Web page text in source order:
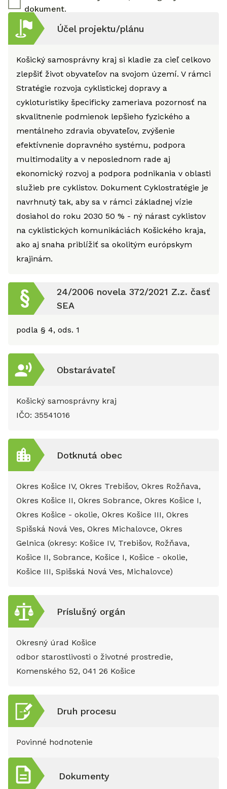
dokument.
Účel projektu/plánu
Košický samosprávny kraj si kladie za cieľ celkovo
zlepšiť život obyvateľov na svojom území. V rámci
Stratégie rozvoja cyklistickej dopravy a
cykloturistiky špecificky zameriava pozornosť na
skvalitnenie podmienok lepšieho fyzického a
mentálneho zdravia obyvateľov, zvýšenie
efektívnenie dopravného systému, podpora
multimodality a v neposlednom rade aj
ekonomický rozvoj a podpora podnikania v oblasti
služieb pre cyklistov. Dokument Cyklostratégie je
navrhnutý tak, aby sa v rámci základnej vízie
dosiahol do roku 2030 50 % - ný nárast cyklistov
na cyklistických komunikáciách Košického kraja,
ako aj snaha priblížiť sa okolitým európskym
krajinám.
24/2006 novela 372/2021 Z.z. časť
SEA
podla § 4, ods. 1
Obstarávateľ
Košický samosprávny kraj
IČO: 35541016
Dotknutá obec
Okres Košice IV, Okres Trebišov, Okres Rožňava,
Okres Košice II, Okres Sobrance, Okres Košice I,
Okres Košice - okolie, Okres Košice III, Okres
Spišská Nová Ves, Okres Michalovce, Okres
Gelnica (okresy: Košice IV, Trebišov, Rožňava,
Košice II, Sobrance, Košice I, Košice - okolie,
Košice III, Spišská Nová Ves, Michalovce)
Príslušný orgán
Okresný úrad Košice
odbor starostlivosti o životné prostredie,
Komenského 52, 041 26 Košice
Druh procesu
Povinné hodnotenie
Dokumenty